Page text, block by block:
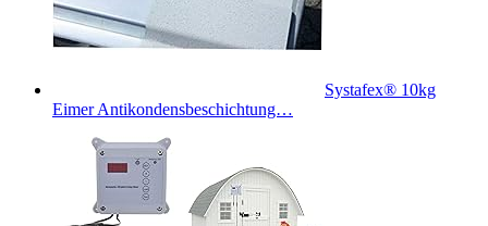
Systafex® 10kg
Eimer Antikondensbeschichtung…